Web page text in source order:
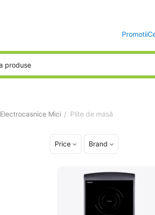
Promotii
Electrocasnice Mici / Plite de masă
Price Brand